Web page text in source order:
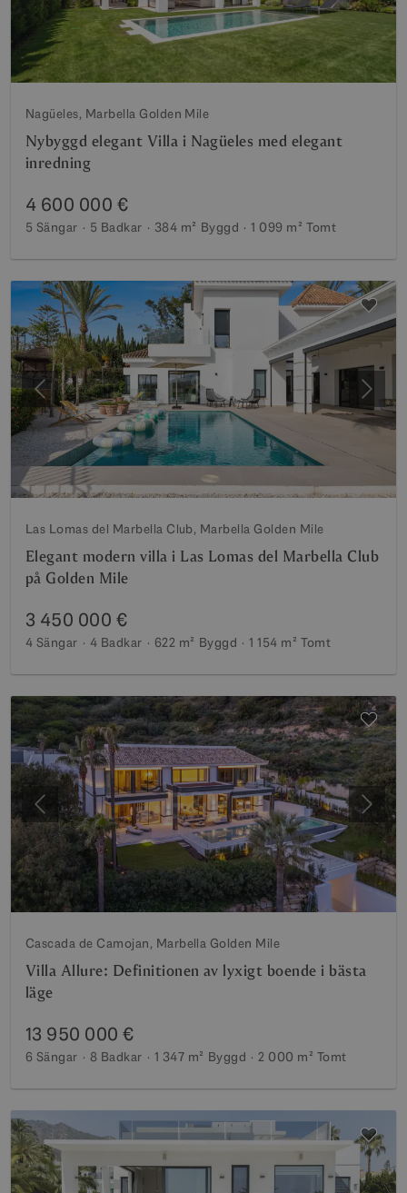
Nagüeles, Marbella Golden Mile
Nybyggd elegant Villa i Nagüeles med elegant
inredning
4 600 000 €
5 Sängar 5 Badkar 384 m² Byggd 1 099 m² Tomt
Föregående Nästa
Las Lomas del Marbella Club, Marbella Golden Mile
Elegant modern villa i Las Lomas del Marbella Club
på Golden Mile
3 450 000 €
4 Sängar 4 Badkar 622 m² Byggd 1 154 m² Tomt
Föregående Nästa
Cascada de Camojan, Marbella Golden Mile
Villa Allure: Definitionen av lyxigt boende i bästa
läge
13 950 000 €
6 Sängar 8 Badkar 1 347 m² Byggd 2 000 m² Tomt